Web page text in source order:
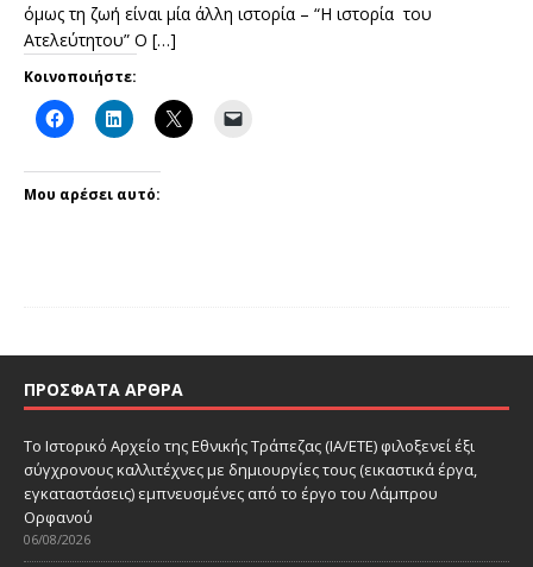
όμως τη ζωή είναι μία άλλη ιστορία – “Η ιστορία του
Ατελεύτητου” Ο […]
Κοινοποιήστε:
Μου αρέσει αυτό:
ΠΡΌΣΦΑΤΑ ΆΡΘΡΑ
Το Ιστορικό Αρχείο της Εθνικής Τράπεζας (ΙΑ/ΕΤΕ) φιλοξενεί έξι
σύγχρονους καλλιτέχνες με δημιουργίες τους (εικαστικά έργα,
εγκαταστάσεις) εμπνευσμένες από το έργο του Λάμπρου
Ορφανού
06/08/2026